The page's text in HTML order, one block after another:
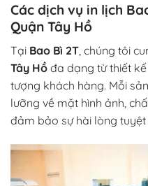
Các dịch vụ in lịch
Quận Tây Hồ
Tại Bao Bì 2T , chúng tôi
Tây Hồ đa dạng từ thiết
tượng khách hàng. Mỗi
lưỡng về mặt hình ảnh,
đảm bảo sự hài lòng tuyệt